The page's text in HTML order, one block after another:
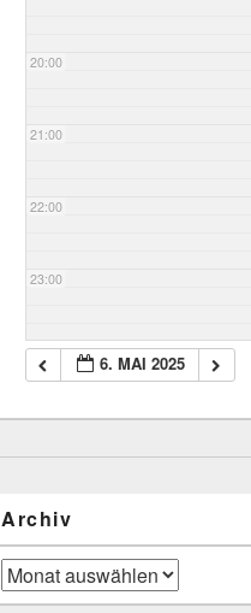
20:00
21:00
22:00
23:00
6. MAI 2025
Archiv
Archiv